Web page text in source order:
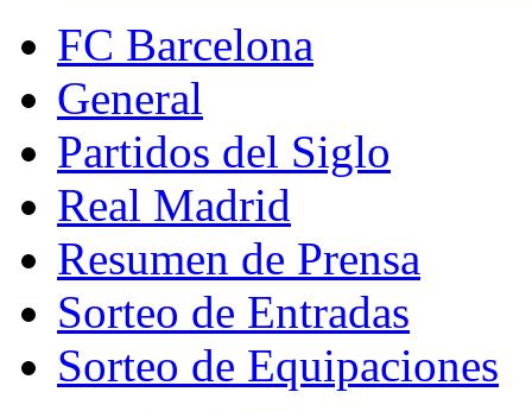
FC Barcelona
General
Partidos del Siglo
Real Madrid
Resumen de Prensa
Sorteo de Entradas
Sorteo de Equipaciones